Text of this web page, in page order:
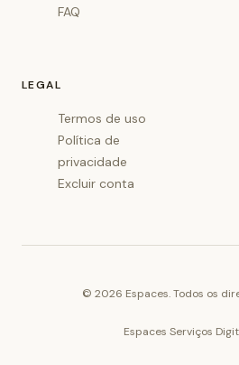
FAQ
LEGAL
Termos de uso
Política de
privacidade
Excluir conta
© 2026 Espaces. Todos os
Espaces Serviços